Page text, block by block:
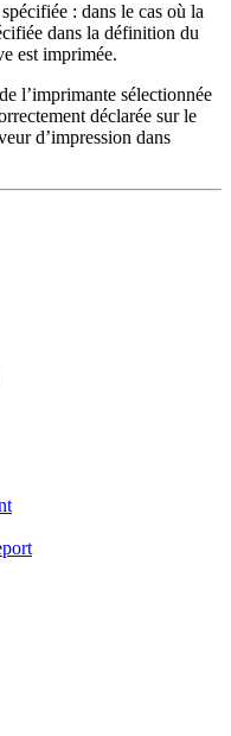
: dans le cas où la
dans la définition du
est imprimée.
l’imprimante sélectionnée
déclarée sur le
d’impression dans